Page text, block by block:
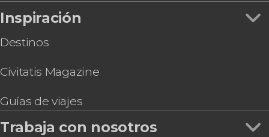
Inspiración
Destinos
Civitatis Magazine
Guías de viajes
Trabaja con nosotros